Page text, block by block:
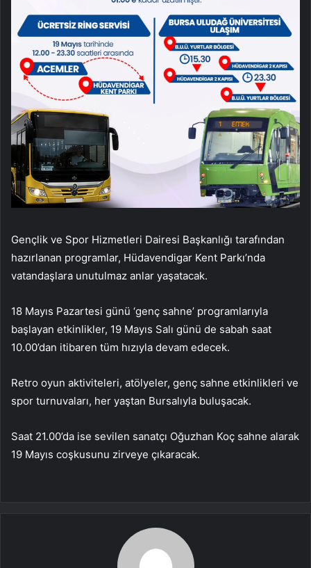
Gençlik ve Spor Hizmetleri Dairesi Başkanlığı tarafından
hazırlanan programlar, Hüdavendigar Kent Parkı’nda
vatandaşlara unutulmaz anlar yaşatacak.
18 Mayıs Pazartesi günü ‘genç sahne’ programlarıyla
başlayan etkinlikler, 19 Mayıs Salı günü de sabah saat
10.00’dan itibaren tüm hızıyla devam edecek.
Retro oyun aktiviteleri, atölyeler, genç sahne etkinlikleri ve
spor turnuvaları, her yaştan Bursalıyla buluşacak.
Saat 21.00’da ise sevilen sanatçı Oğuzhan Koç sahne alarak
19 Mayıs coşkusunu zirveye çıkaracak.